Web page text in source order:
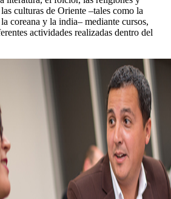
culturas de Oriente –tales como la
coreana y la india– mediante cursos,
actividades realizadas dentro del